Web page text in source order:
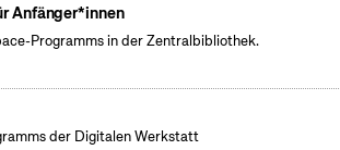
Anfänger*innen
Programms in der Zentralbibliothek.
der Digitalen Werkstatt